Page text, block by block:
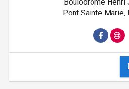
Boulodrome Henri
Pont Sainte Marie,